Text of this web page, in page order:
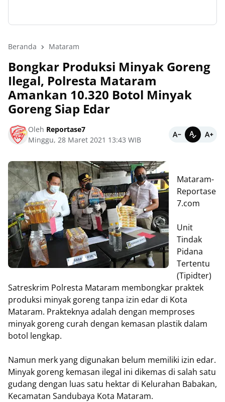
Beranda Mataram
Bongkar Produksi Minyak Goreng
Ilegal, Polresta Mataram
Amankan 10.320 Botol Minyak
Goreng Siap Edar
Oleh Reportase7
Minggu, 28 Maret 2021 13:43 WIB
Mataram-
Reportase
7.com
Unit
Tindak
Pidana
Tertentu
(Tipidter)
Satreskrim Polresta Mataram membongkar praktek
produksi minyak goreng tanpa izin edar di Kota
Mataram. Prakteknya adalah dengan memproses
minyak goreng curah dengan kemasan plastik dalam
botol lengkap.
Namun merk yang digunakan belum memiliki izin edar.
Minyak goreng kemasan ilegal ini dikemas di salah satu
gudang dengan luas satu hektar di Kelurahan Babakan,
Kecamatan Sandubaya Kota Mataram.